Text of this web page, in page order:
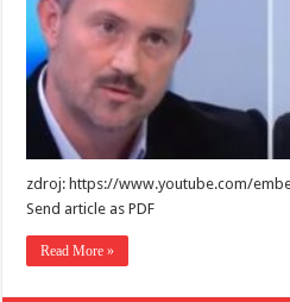
zdroj: https://www.youtube.com/
Send article as PDF
Read More »